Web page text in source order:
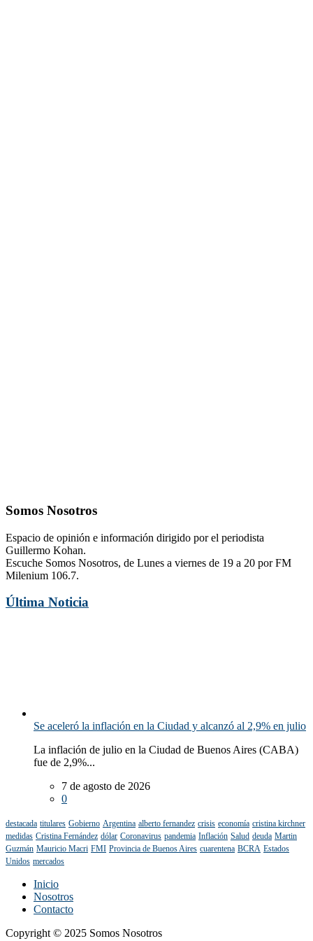
Somos Nosotros
Espacio de opinión e información dirigido por el periodista
Guillermo Kohan.
Escuche Somos Nosotros, de Lunes a viernes de 19 a 20 por FM
Milenium 106.7.
Última Noticia
Se aceleró la inflación en la Ciudad y alcanzó al 2,9% en julio
La inflación de julio en la Ciudad de Buenos Aires (CABA)
fue de 2,9%...
7 de agosto de 2026
0
destacada titulares Gobierno Argentina alberto fernandez crisis economía cristina kirchner
medidas Cristina Fernández dólar Coronavirus pandemia Inflación Salud deuda Martin
Guzmán Mauricio Macri FMI Provincia de Buenos Aires cuarentena BCRA Estados
Unidos mercados
Inicio
Nosotros
Contacto
Copyright © 2025 Somos Nosotros